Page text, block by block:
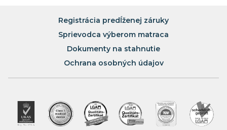
Registrácia predĺženej záruky
Sprievodca výberom matraca
Dokumenty na stahnutie
Ochrana osobných údajov